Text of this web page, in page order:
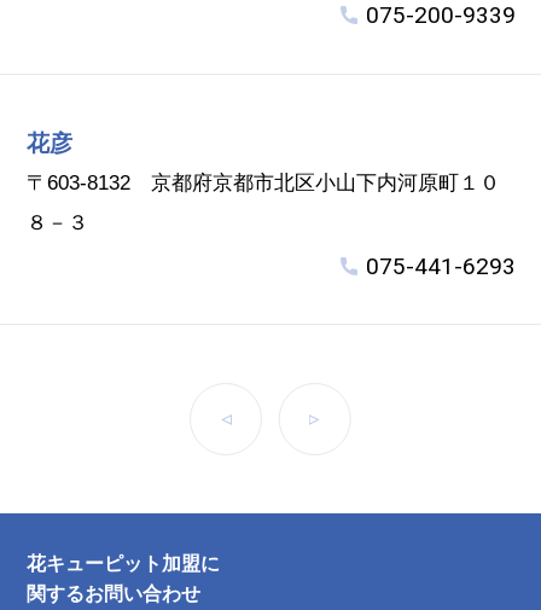
075-200-9339
花彦
〒603-8132 京都府京都市北区小山下内河原町１０
８－３
075-441-6293
前へ 次へ
花キューピット加盟に
関するお問い合わせ